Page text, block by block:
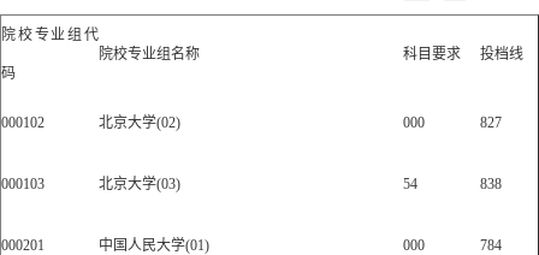
院校专业组代
码
院校专业组名称 科目要求 投档线
000102 北京大学(02) 000 827
000103 北京大学(03) 54 838
000201 中国人民大学(01) 000 784